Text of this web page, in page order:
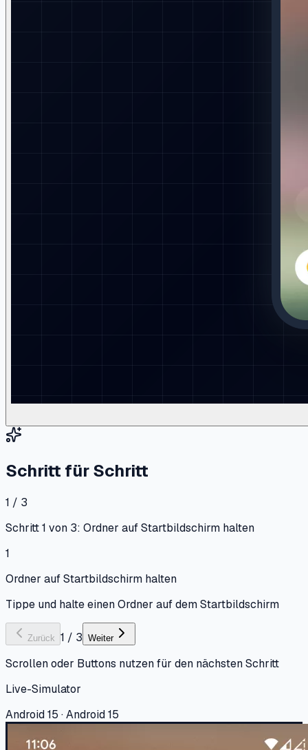
Schritt für Schritt
1 / 3
Schritt 1 von 3: Ordner auf Startbildschirm halten
1
Ordner auf Startbildschirm halten
Tippe und halte einen Ordner auf dem Startbildschirm
Zurück 1 / 3 Weiter
Scrollen oder Buttons nutzen für den nächsten Schritt
Live-Simulator
Android 15 · Android 15